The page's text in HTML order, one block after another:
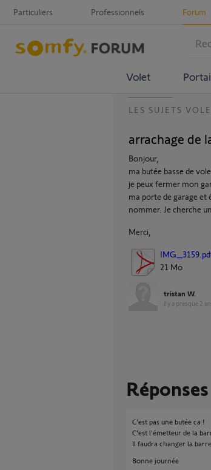
Particuliers Professionnels Forum
Volet
LES SUJETS
arrachage de
Bonjour,
ma butée basse de
je peux fermer mon
ma porte de garage et
nommer. Je cherche
Merci,
21 Mo
tristan W.
il y a presque 2
Réponses
C'est pas une butée ca !
C'est l'émetteur de la
Il faudra changer la
Bonne journée